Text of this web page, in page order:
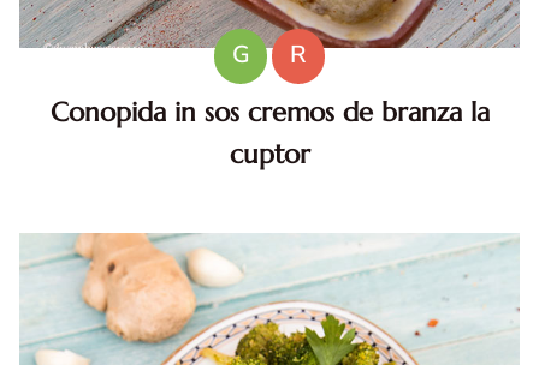
G
R
Conopida in sos cremos de branza la
cuptor
onopida in sos cremos de branza la cuptor